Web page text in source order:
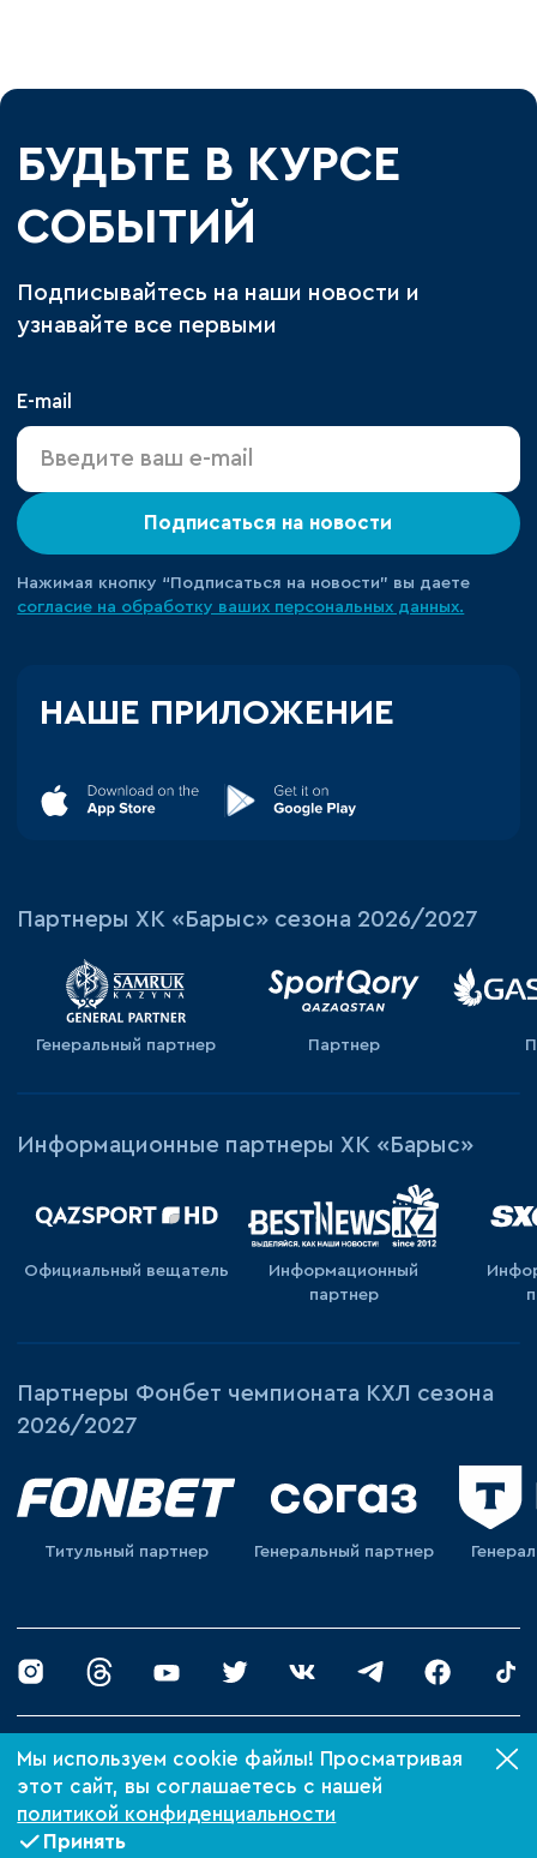
Мы используем cookie файлы! Просматривая
этот сайт, вы соглашаетесь с нашей
политикой конфиденциальности
Принять
БУДЬТЕ В КУРСЕ
СОБЫТИЙ
Подписывайтесь на наши новости и
узнавайте все первыми
E-mail
Подписаться на новости
Нажимая кнопку “Подписаться на новости” вы даете
согласие на обработку ваших персональных данных.
НАШЕ ПРИЛОЖЕНИЕ
Партнеры ХК «Барыс» сезона 2026/2027
Генеральный партнер Партнер
Информационные партнеры ХК «Барыс»
Официальный вещатель
Информационный
партнер
Партнеры Фонбет чемпионата КХЛ сезона
2026/2027
Титульный партнер Генеральный партнер
© 2026 «ХК Барыс»
Политика конфиденциальности
Сделано в Xpage